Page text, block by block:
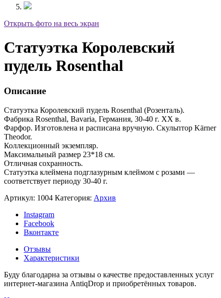
Открыть фото на весь экран
Статуэтка Королевский
пудель Rosenthal
Описание
Статуэтка Королевский пудель Rosenthal (Розенталь).
Фабрика Rosenthal, Bavaria, Германия, 30-40 г. XX в.
Фарфор. Изготовлена и расписана вручную. Скульптор Kärner
Theodor.
Коллекционный экземпляр.
Максимальный размер 23*18 см.
Отличная сохранность.
Статуэтка клеймена подглазурным клеймом с розами —
соответствует периоду 30-40 г.
Артикул: 1004 Категория: Архив
Instagram
Facebook
Вконтакте
Отзывы
Характеристики
Буду благодарна за отзывы о качестве предоставленных услуг
интернет-магазина AntiqDrop и приобретённых товаров.